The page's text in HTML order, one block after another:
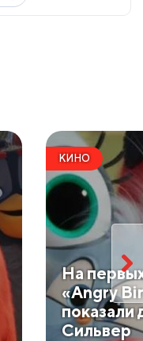
КИНО
На
«Angry
показали
Сильвер